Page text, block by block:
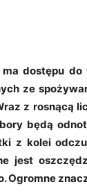
dostępu
ze
z rosnącą
będą
z kolei
jest
Ogromne